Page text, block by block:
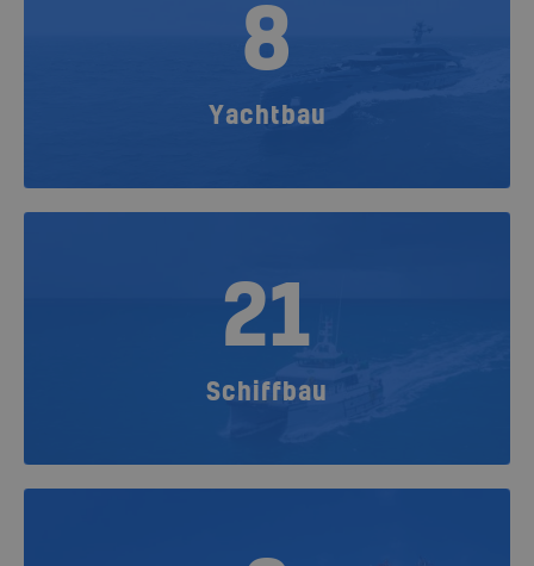
8
Yachtbau
21
Schiffbau